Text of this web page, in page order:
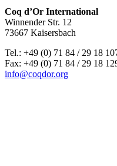
Coq d’Or International
Winnender Str. 12
73667 Kaisersbach
Tel.: +49 (0) 71 84 / 29 18
Fax: +49 (0) 71 84 / 29 18
info@coqdor.org